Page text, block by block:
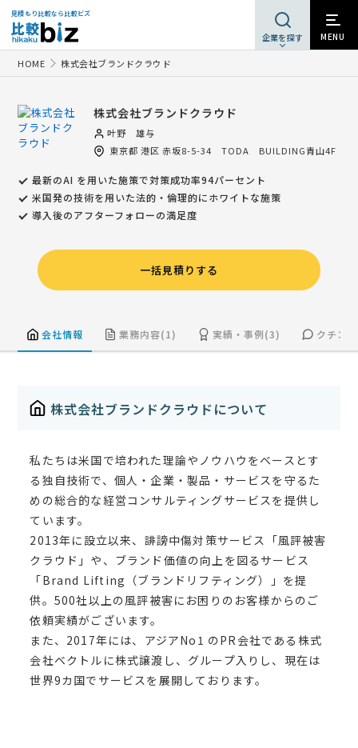
見積もり比較なら比較ビズ
企業を探す MENU
HOME 株式会社ブランドクラウド
株式会社ブランドクラウド
叶野 雄与
東京都 港区 赤坂8-5-34 TODA BUILDING青山4F
最新のAI を用いた施策で対策成功率94パーセント
米国発の技術を用いた法的・倫理的にホワイトな施策
導入後のアフターフォローの満足度
一括見積りする
会社情報 業務内容(1) 実績・事例(3) クチコ
株式会社ブランドクラウドについて
私たちは米国で培われた理論やノウハウをベースとす
る独自技術で、個人・企業・製品・サービスを守るた
めの総合的な経営コンサルティングサービスを提供し
ています。
2013年に設立以来、誹謗中傷対策サービス「風評被害
クラウド」や、ブランド価値の向上を図るサービス
「Brand Lifting（ブランドリフティング）」を提
供。500社以上の風評被害にお困りのお客様からのご
依頼実績がございます。
また、2017年には、アジアNo1 のPR会社である株式
会社ベクトルに株式譲渡し、グループ入りし、現在は
世界9カ国でサービスを展開しております。